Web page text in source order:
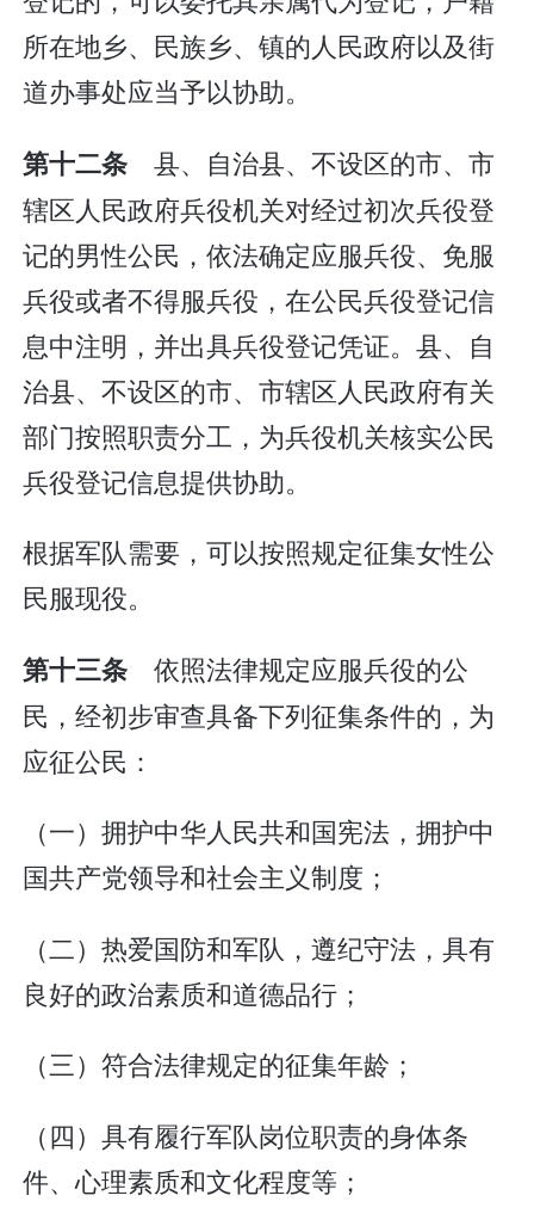
所在地乡、民族乡、镇的人民政府以及街
道办事处应当予以协助。
第十二条 县、自治县、不设区的市、市
辖区人民政府兵役机关对经过初次兵役登
记的男性公民，依法确定应服兵役、免服
兵役或者不得服兵役，在公民兵役登记信
息中注明，并出具兵役登记凭证。县、自
治县、不设区的市、市辖区人民政府有关
部门按照职责分工，为兵役机关核实公民
兵役登记信息提供协助。
根据军队需要，可以按照规定征集女性公
民服现役。
第十三条 依照法律规定应服兵役的公
民，经初步审查具备下列征集条件的，为
应征公民：
（一）拥护中华人民共和国宪法，拥护中
国共产党领导和社会主义制度；
（二）热爱国防和军队，遵纪守法，具有
良好的政治素质和道德品行；
（三）符合法律规定的征集年龄；
（四）具有履行军队岗位职责的身体条
件、心理素质和文化程度等；